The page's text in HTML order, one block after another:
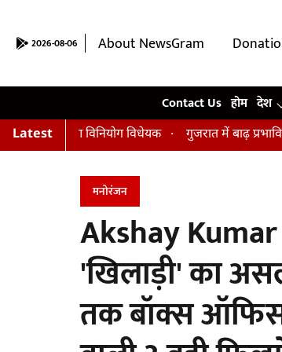
2026-08-06 About NewsGram
Contact Us होम देश
Latest
हुआ विनियोग विधेयक गुजरात में बाढ़ प्रभावित 1.74
मनोरंजन
Akshay
'खिलाड़ी' का
तक बॉक्स